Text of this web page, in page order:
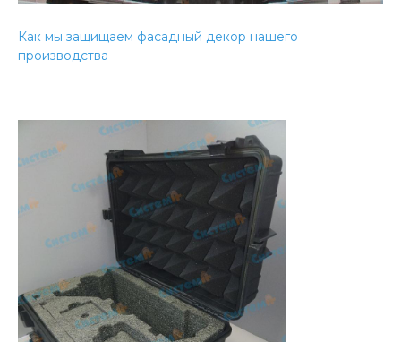
Как мы защищаем фасадный декор нашего
производства